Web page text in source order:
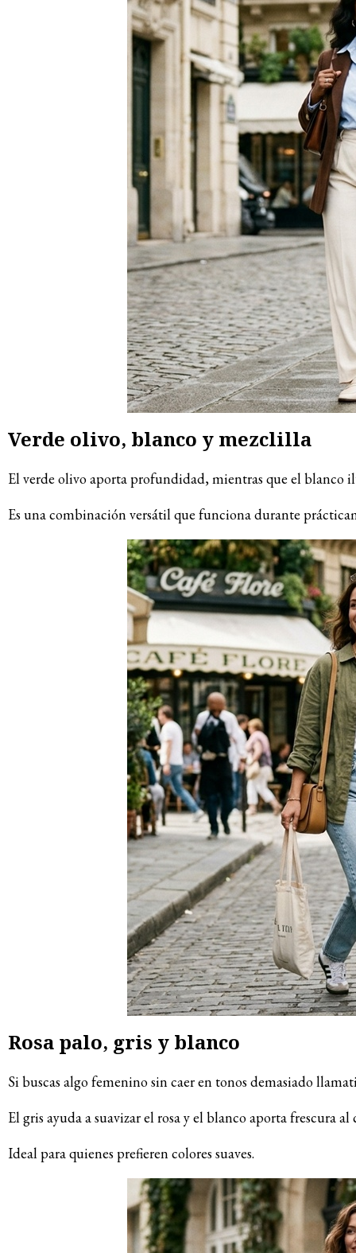
Verde olivo, blanco y mezclilla
El verde olivo aporta profundidad, mientras que el blanco
Es una combinación versátil que funciona durante
Rosa palo, gris y blanco
Si buscas algo femenino sin caer en tonos demasiado
El gris ayuda a suavizar el rosa y el blanco aporta frescura
Ideal para quienes prefieren colores suaves.